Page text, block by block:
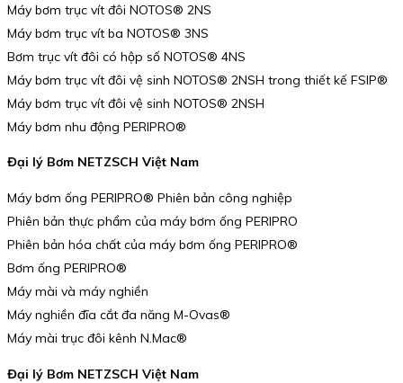
Máy bơm trục vít đôi NOTOS® 2NS
Máy bơm trục vít ba NOTOS® 3NS
Bơm trục vít đôi có hộp số NOTOS® 4NS
Máy bơm trục vít đôi vệ sinh NOTOS® 2NSH trong thiết kế FSIP®
Máy bơm trục vít đôi vệ sinh NOTOS® 2NSH
Máy bơm nhu động PERIPRO®
Đại lý Bơm NETZSCH Việt Nam
Máy bơm ống PERIPRO® Phiên bản công nghiệp
Phiên bản thực phẩm của máy bơm ống PERIPRO
Phiên bản hóa chất của máy bơm ống PERIPRO®
Bơm ống PERIPRO®
Máy mài và máy nghiền
Máy nghiền đĩa cắt đa năng M-Ovas®
Máy mài trục đôi kênh N.Mac®
Đại lý Bơm NETZSCH Việt Nam